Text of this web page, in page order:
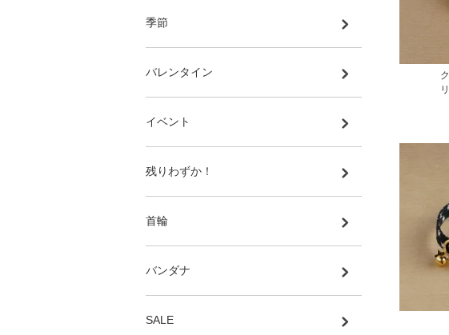
季節
バレンタイン
イベント
残りわずか！
首輪
バンダナ
SALE